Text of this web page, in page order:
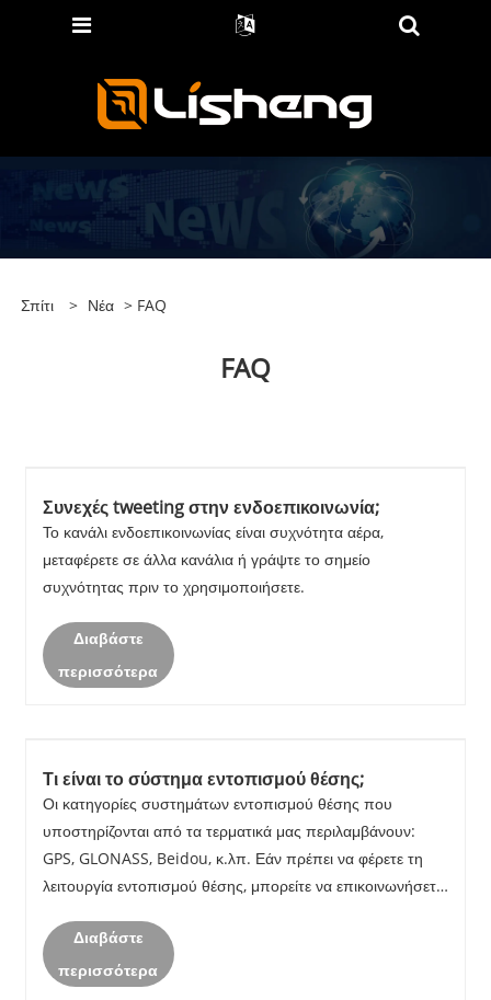
Σπίτι > Νέα > FAQ
FAQ
Συνεχές tweeting στην ενδοεπικοινωνία;
Το κανάλι ενδοεπικοινωνίας είναι συχνότητα αέρα,
μεταφέρετε σε άλλα κανάλια ή γράψτε το σημείο
συχνότητας πριν το χρησιμοποιήσετε.
Διαβάστε
περισσότερα
Τι είναι το σύστημα εντοπισμού θέσης;
Οι κατηγορίες συστημάτων εντοπισμού θέσης που
υποστηρίζονται από τα τερματικά μας περιλαμβάνουν:
GPS, GLONASS, Beidou, κ.λπ. Εάν πρέπει να φέρετε τη
λειτουργία εντοπισμού θέσης, μπορείτε να επικοινωνήσετε
τον αντιπρόσωπο.
Διαβάστε
περισσότερα